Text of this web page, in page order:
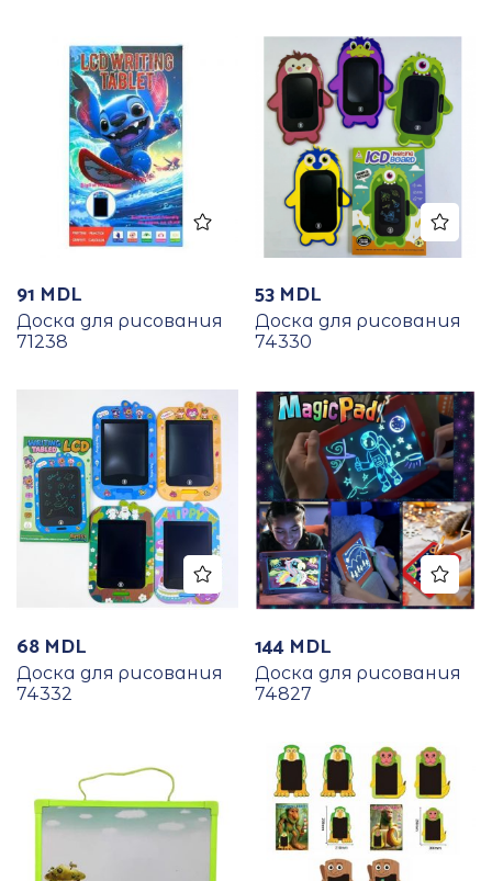
91 MDL
Доска для рисования
71238
53 MDL
Доска для рисования
74330
68 MDL
Доска для рисования
74332
144 MDL
Доска для рисования
74827